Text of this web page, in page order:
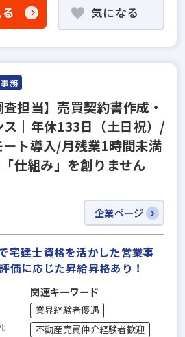
気になる
務
査担当】売買契約書作成・
｜年休133日（土日祝）/
ト導入/月残業1時間未満
仕組み」を創りません
企業ページ
宅建士資格を活かした営業事
価に応じた昇給昇格あり！
関連キーワード
業界経験者優遇
不動産売買仲介経験者歓迎